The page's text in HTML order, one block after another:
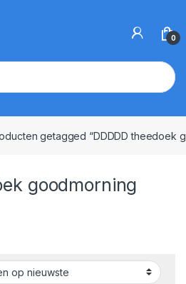
0
getagged “DDDDD theedoek
goodmorning